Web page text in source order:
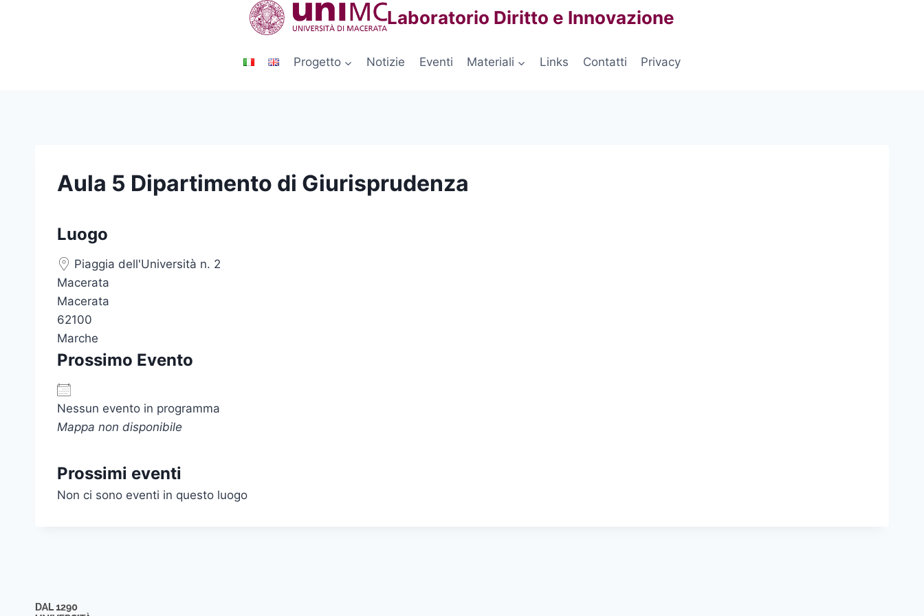
Laboratorio Diritto e Innovazione
Progetto Notizie Eventi Materiali Links Contatti Privacy
Aula 5 Dipartimento di Giurisprudenza
Luogo
Piaggia dell'Università n. 2
Macerata
Macerata
62100
Marche
Prossimo Evento
Nessun evento in programma
Mappa non disponibile
Prossimi eventi
Non ci sono eventi in questo luogo